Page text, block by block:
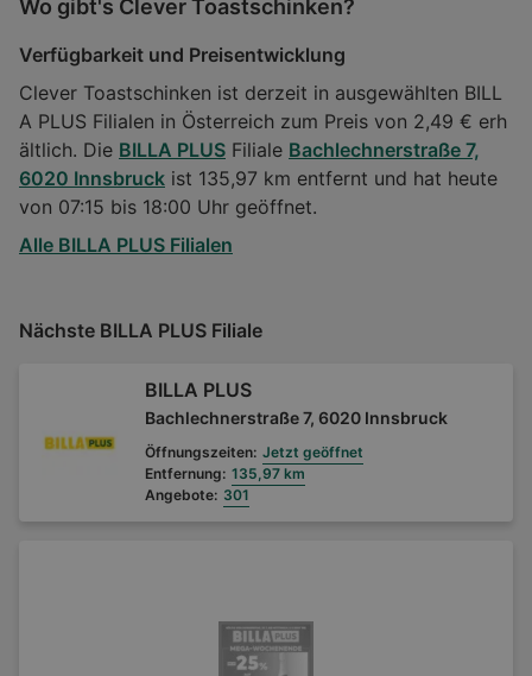
Wo gibt's Clever Toastschinken?
Verfügbarkeit und Preisentwicklung
Clever Toastschinken ist derzeit in ausgewählten BILL
A PLUS Filialen in Österreich zum Preis von 2,49 € erh
ältlich. Die BILLA PLUS Filiale Bachlechnerstraße 7,
6020 Innsbruck ist 135,97 km entfernt und hat heute
von 07:15 bis 18:00 Uhr geöffnet.
Alle BILLA PLUS Filialen
Nächste BILLA PLUS Filiale
BILLA PLUS
Bachlechnerstraße 7, 6020 Innsbruck
Öffnungszeiten: Jetzt geöffnet
Entfernung: 135,97 km
Angebote: 301